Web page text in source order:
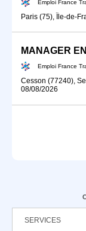
Emploi France
Paris (75), Île-de-
Emploi France
Cesson (77240),
08/08/2026
SERVICES